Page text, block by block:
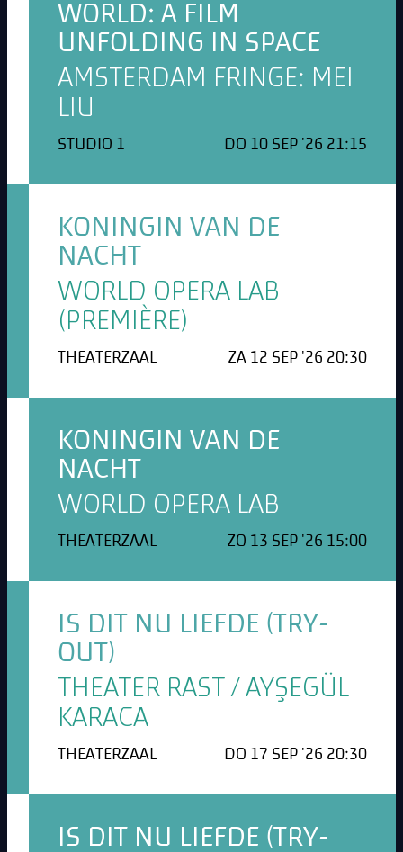
WORLD: A FILM
UNFOLDING IN SPACE
AMSTERDAM FRINGE: MEI
LIU
STUDIO 1 DO 10 SEP '26 21:15
KONINGIN VAN DE
NACHT
WORLD OPERA LAB
(PREMIÈRE)
THEATERZAAL ZA 12 SEP '26 20:30
KONINGIN VAN DE
NACHT
WORLD OPERA LAB
THEATERZAAL ZO 13 SEP '26 15:00
IS DIT NU LIEFDE (TRY-
OUT)
THEATER RAST / AYŞEGÜL
KARACA
THEATERZAAL DO 17 SEP '26 20:30
IS DIT NU LIEFDE (TRY-